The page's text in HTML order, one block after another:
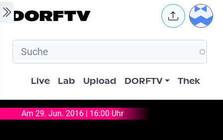
Skip to main content User
Hauptnavigation
Live Lab Upload DORFTV Thek
Am 29. Jun. 2016 | 16:00 Uhr